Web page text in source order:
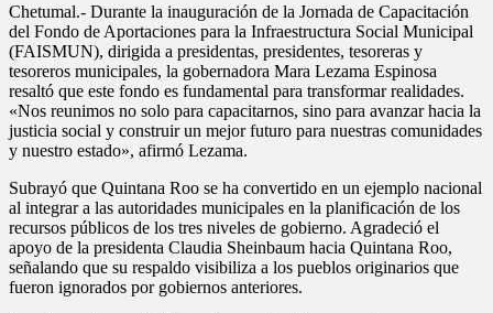
Chetumal.- Durante la inauguración de la Jornada de Capacitación
del Fondo de Aportaciones para la Infraestructura Social Municipal
(FAISMUN), dirigida a presidentas, presidentes, tesoreras y
tesoreros municipales, la gobernadora Mara Lezama Espinosa
resaltó que este fondo es fundamental para transformar realidades.
«Nos reunimos no solo para capacitarnos, sino para avanzar hacia la
justicia social y construir un mejor futuro para nuestras comunidades
y nuestro estado», afirmó Lezama.
Subrayó que Quintana Roo se ha convertido en un ejemplo nacional
al integrar a las autoridades municipales en la planificación de los
recursos públicos de los tres niveles de gobierno. Agradeció el
apoyo de la presidenta Claudia Sheinbaum hacia Quintana Roo,
señalando que su respaldo visibiliza a los pueblos originarios que
fueron ignorados por gobiernos anteriores.